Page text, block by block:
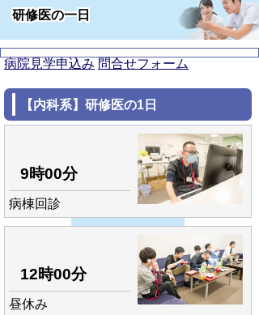
研修医の一日
病院見学申込み 問合せフォーム
【内科系】研修医の1日
9時00分
病棟回診
12時00分
昼休み